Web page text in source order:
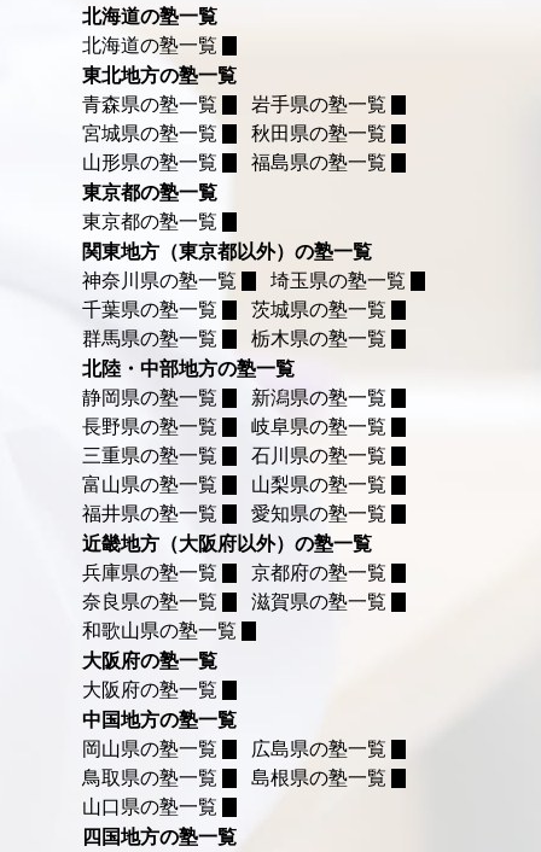
北海道の塾一覧
北海道の塾一覧
東北地方の塾一覧
青森県の塾一覧
岩手県の塾一覧
宮城県の塾一覧
秋田県の塾一覧
山形県の塾一覧
福島県の塾一覧
東京都の塾一覧
東京都の塾一覧
関東地方（東京都以外）の塾一覧
神奈川県の塾一覧
埼玉県の塾一覧
千葉県の塾一覧
茨城県の塾一覧
群馬県の塾一覧
栃木県の塾一覧
北陸・中部地方の塾一覧
静岡県の塾一覧
新潟県の塾一覧
長野県の塾一覧
岐阜県の塾一覧
三重県の塾一覧
石川県の塾一覧
富山県の塾一覧
山梨県の塾一覧
福井県の塾一覧
愛知県の塾一覧
近畿地方（大阪府以外）の塾一覧
兵庫県の塾一覧
京都府の塾一覧
奈良県の塾一覧
滋賀県の塾一覧
和歌山県の塾一覧
大阪府の塾一覧
大阪府の塾一覧
中国地方の塾一覧
岡山県の塾一覧
広島県の塾一覧
鳥取県の塾一覧
島根県の塾一覧
山口県の塾一覧
四国地方の塾一覧